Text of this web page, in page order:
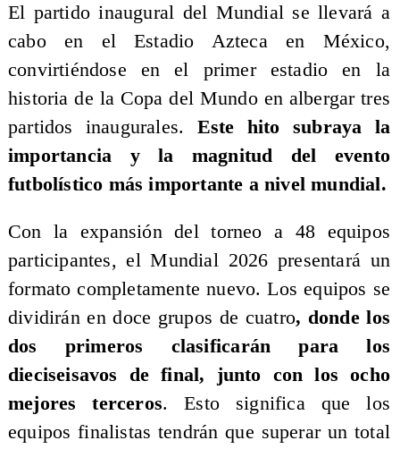
​El partido inaugural del Mundial se llevará a
cabo en el Estadio Azteca en México,
convirtiéndose en el primer estadio en la
historia de la Copa del Mundo en albergar tres
partidos inaugurales. Este hito subraya la
importancia y la magnitud del evento
futbolístico más importante a nivel mundial.
Con la expansión del torneo a 48 equipos
participantes, el Mundial 2026 presentará un
formato completamente nuevo. Los equipos se
dividirán en doce grupos de cuatro, donde los
dos primeros clasificarán para los
dieciseisavos de final, junto con los ocho
mejores terceros. Esto significa que los
equipos finalistas tendrán que superar un total